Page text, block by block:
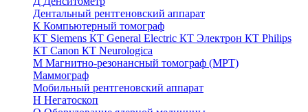
Дентальный рентгеновский аппарат
К Компьютерный томограф
КТ Siemens КТ General Electric КТ Электрон КТ Philips
КТ Canon КТ Neurologica
М Магнитно-резонансный томограф (МРТ)
Маммограф
Мобильный рентгеновский аппарат
Н Негатоскоп